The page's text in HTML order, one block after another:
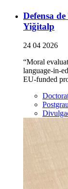
Defensa
Yiğitalp
24 04 2026
“Moral
language-in-
EU-funded
Postgrau